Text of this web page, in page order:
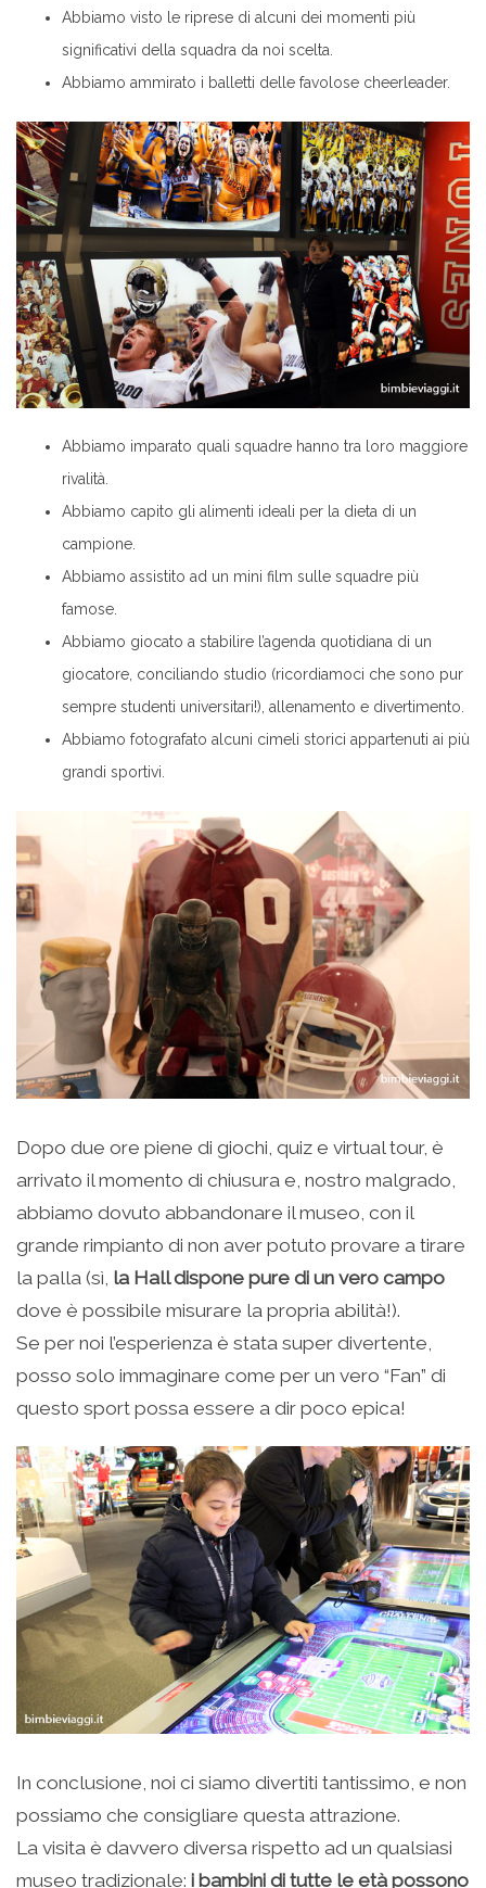
Abbiamo visto le riprese di alcuni dei momenti più
significativi della squadra da noi scelta.
Abbiamo ammirato i balletti delle favolose cheerleader.
Abbiamo imparato quali squadre hanno tra loro maggiore
rivalità.
Abbiamo capito gli alimenti ideali per la dieta di un
campione.
Abbiamo assistito ad un mini film sulle squadre più
famose.
Abbiamo giocato a stabilire l’agenda quotidiana di un
giocatore, conciliando studio (ricordiamoci che sono pur
sempre studenti universitari!), allenamento e divertimento.
Abbiamo fotografato alcuni cimeli storici appartenuti ai più
grandi sportivi.
Dopo due ore piene di giochi, quiz e virtual tour, è
arrivato il momento di chiusura e, nostro malgrado,
abbiamo dovuto abbandonare il museo, con il
grande rimpianto di non aver potuto provare a tirare
la palla (sì, la Hall dispone pure di un vero campo
dove è possibile misurare la propria abilità!).
Se per noi l’esperienza è stata super divertente,
posso solo immaginare come per un vero “Fan” di
questo sport possa essere a dir poco epica!
In conclusione, noi ci siamo divertiti tantissimo, e non
possiamo che consigliare questa attrazione.
La visita è davvero diversa rispetto ad un qualsiasi
museo tradizionale: i bambini di tutte le età possono